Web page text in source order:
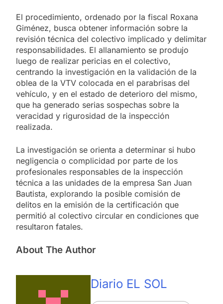
El procedimiento, ordenado por la fiscal Roxana
Giménez, busca obtener información sobre la
revisión técnica del colectivo implicado y delimitar
responsabilidades. El allanamiento se produjo
luego de realizar pericias en el colectivo,
centrando la investigación en la validación de la
oblea de la VTV colocada en el parabrisas del
vehículo, y en el estado de deterioro del mismo,
que ha generado serias sospechas sobre la
veracidad y rigurosidad de la inspección
realizada.
La investigación se orienta a determinar si hubo
negligencia o complicidad por parte de los
profesionales responsables de la inspección
técnica a las unidades de la empresa San Juan
Bautista, explorando la posible comisión de
delitos en la emisión de la certificación que
permitió al colectivo circular en condiciones que
resultaron fatales.
About The Author
Diario EL SOL